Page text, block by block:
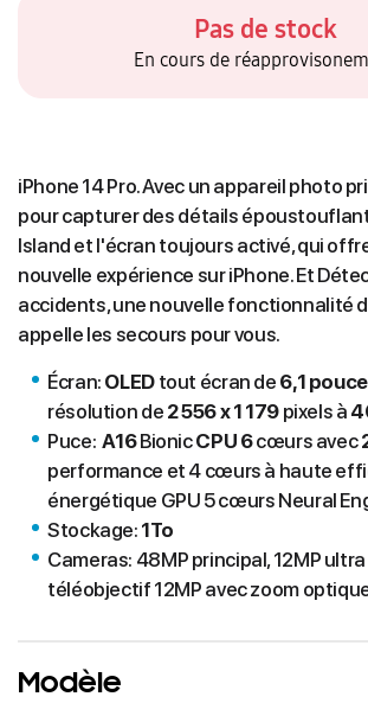
Pas de stock
En cours de
iPhone 14 Pro. Avec un appareil photo
pour capturer des détails
Island et l'écran toujours activé, qui
nouvelle expérience sur iPhone. Et
accidents, une nouvelle fonctionnalité
appelle les secours pour vous.
Écran: OLED tout écran de 6,1
résolution de 2 556 x 1 179pixels à
Puce:A16BionicCPU 6cœurs avec
performance et 4 cœurs à haute
énergétique GPU 5 cœurs Neural
Stockage: 1To
Cameras: 48MP principal, 12MP
téléobjectif 12MP avec zoom
Modèle